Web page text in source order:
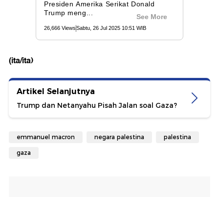
(ita/ita)
Artikel Selanjutnya
Trump dan Netanyahu Pisah Jalan soal Gaza?
emmanuel macron negara palestina palestina
gaza